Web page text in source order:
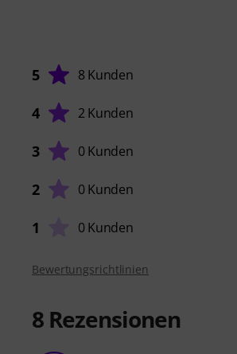
5 8 Kunden
4 2 Kunden
3 0 Kunden
2 0 Kunden
1 0 Kunden
Bewertungsrichtlinien
8 Rezensionen